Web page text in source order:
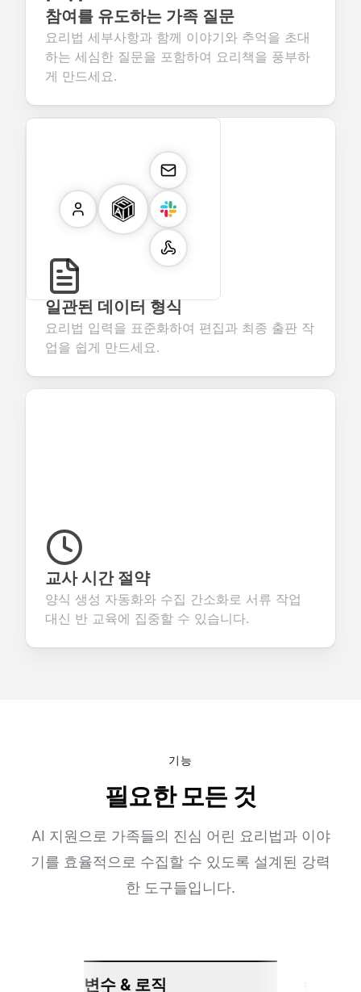
참여를 유도하는 가족 질문
요리법 세부사항과 함께 이야기와 추억을 초대
하는 세심한 질문을 포함하여 요리책을 풍부하
게 만드세요.
일관된 데이터 형식
요리법 입력을 표준화하여 편집과 최종 출판 작
업을 쉽게 만드세요.
교사 시간 절약
양식 생성 자동화와 수집 간소화로 서류 작업
대신 반 교육에 집중할 수 있습니다.
기능
필요한 모든 것
AI 지원으로 가족들의 진심 어린 요리법과 이야
기를 효율적으로 수집할 수 있도록 설계된 강력
한 도구들입니다.
변수 & 로직